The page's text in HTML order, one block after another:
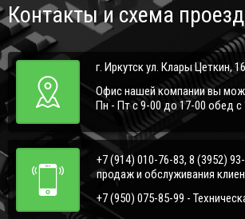
Контакты и схема
г. Иркутск ул. Клары Цеткин,
Офис нашей компании вы
Пн - Пт с 9-00 до 17-00 обед с
+7 (914) 010-76-83, 8 (3952)
продаж и обслуживания
+7 (950) 075-85-99 -